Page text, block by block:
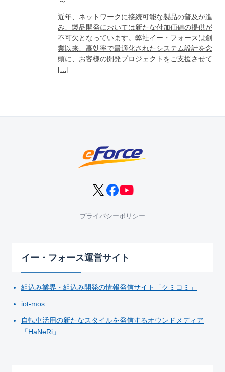
近年、ネットワークに接続可能な製品の普及が進
み、製品開発においては新たな付加価値の提供が
不可欠となっています。弊社イー・フォースは創
業以来、高効率で最適化されたシステム設計を念
頭に、お客様の開発プロジェクトをご支援させて
[…]
プライバシーポリシー
イー・フォース運営サイト
組込み業界・組込み開発の情報発信サイト「クミコミ」
iot-mos
自転車活用の新たなスタイルを発信するオウンドメディア
「HaNeRi」